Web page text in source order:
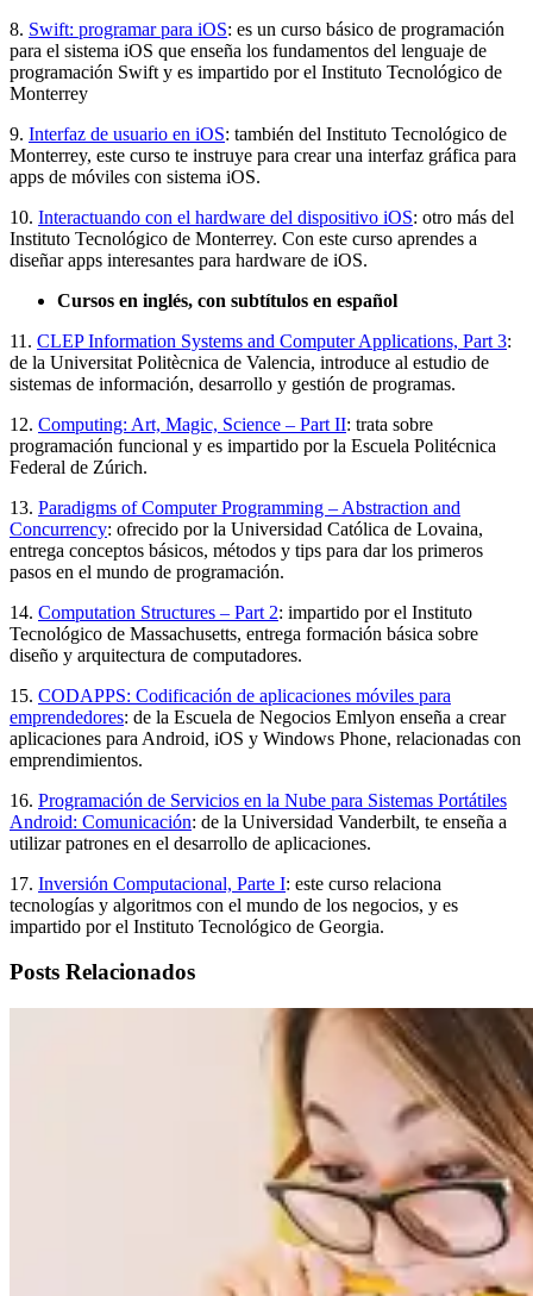
8. Swift: programar para iOS: es un curso básico de programación
para el sistema iOS que enseña los fundamentos del lenguaje de
programación Swift y es impartido por el Instituto Tecnológico de
Monterrey
9. Interfaz de usuario en iOS: también del Instituto Tecnológico de
Monterrey, este curso te instruye para crear una interfaz gráfica para
apps de móviles con sistema iOS.
10. Interactuando con el hardware del dispositivo iOS: otro más del
Instituto Tecnológico de Monterrey. Con este curso aprendes a
diseñar apps interesantes para hardware de iOS.
Cursos en inglés, con subtítulos en español
11. CLEP Information Systems and Computer Applications, Part 3:
de la Universitat Politècnica de Valencia, introduce al estudio de
sistemas de información, desarrollo y gestión de programas.
12. Computing: Art, Magic, Science – Part II: trata sobre
programación funcional y es impartido por la Escuela Politécnica
Federal de Zúrich.
13. Paradigms of Computer Programming – Abstraction and
Concurrency: ofrecido por la Universidad Católica de Lovaina,
entrega conceptos básicos, métodos y tips para dar los primeros
pasos en el mundo de programación.
14. Computation Structures – Part 2: impartido por el Instituto
Tecnológico de Massachusetts, entrega formación básica sobre
diseño y arquitectura de computadores.
15. CODAPPS: Codificación de aplicaciones móviles para
emprendedores: de la Escuela de Negocios Emlyon enseña a crear
aplicaciones para Android, iOS y Windows Phone, relacionadas con
emprendimientos.
16. Programación de Servicios en la Nube para Sistemas Portátiles
Android: Comunicación: de la Universidad Vanderbilt, te enseña a
utilizar patrones en el desarrollo de aplicaciones.
17. Inversión Computacional, Parte I: este curso relaciona
tecnologías y algoritmos con el mundo de los negocios, y es
impartido por el Instituto Tecnológico de Georgia.
Posts Relacionados